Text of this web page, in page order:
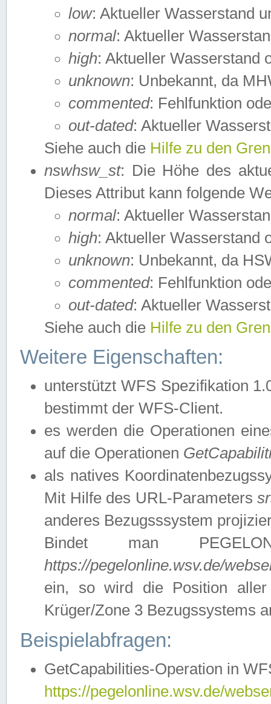
low: Aktueller Wasserstand
normal: Aktueller
high: Aktueller Wasserstand
unknown: Unbekannt, da
commented: Fehlfunktion
out-dated: Aktueller
Siehe auch die Hilfe zu den
nswhsw_st: Die Höhe des
Dieses Attribut kann folgende
normal: Aktueller
high: Aktueller Wasserstand
unknown: Unbekannt, da
commented: Fehlfunktion
out-dated: Aktueller
Siehe auch die Hilfe zu den
Weitere Eigenschaften:
unterstützt WFS Spezifikation
bestimmt der WFS-Client.
es werden die Operationen
auf die Operationen
als natives
Mit Hilfe des URL-Parameters
anderes Bezugsssystem
Bindet man
https://pegelonline.wsv.de/
ein, so wird die Position
Krüger/Zone 3 Bezugssystems
Beispielabfragen:
GetCapabilities-Operation in
https://pegelonline.wsv.de/